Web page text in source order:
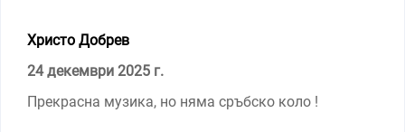
Христо Добрев
24 декември 2025 г.
Прекрасна музика, но няма сръбско коло !